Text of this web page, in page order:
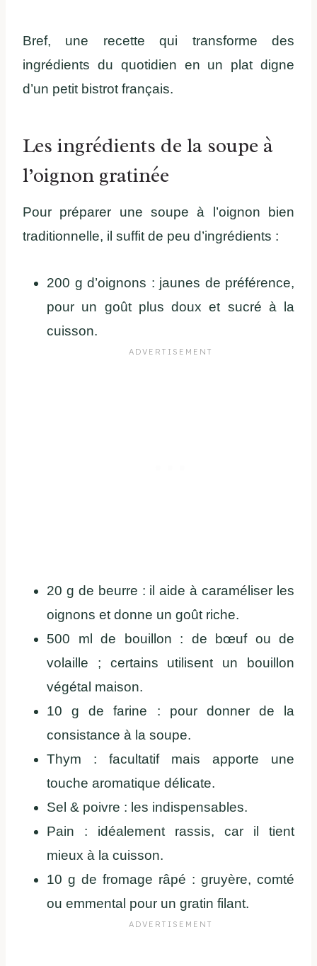
Bref, une recette qui transforme des
ingrédients du quotidien en un plat digne
d’un petit bistrot français.
Les ingrédients de la soupe à
l’oignon gratinée
Pour préparer une soupe à l’oignon bien
traditionnelle, il suffit de peu d’ingrédients :
200 g d’oignons : jaunes de préférence,
pour un goût plus doux et sucré à la
cuisson.
20 g de beurre : il aide à caraméliser les
oignons et donne un goût riche.
500 ml de bouillon : de bœuf ou de
volaille ; certains utilisent un bouillon
végétal maison.
10 g de farine : pour donner de la
consistance à la soupe.
Thym : facultatif mais apporte une
touche aromatique délicate.
Sel & poivre : les indispensables.
Pain : idéalement rassis, car il tient
mieux à la cuisson.
10 g de fromage râpé : gruyère, comté
ou emmental pour un gratin filant.